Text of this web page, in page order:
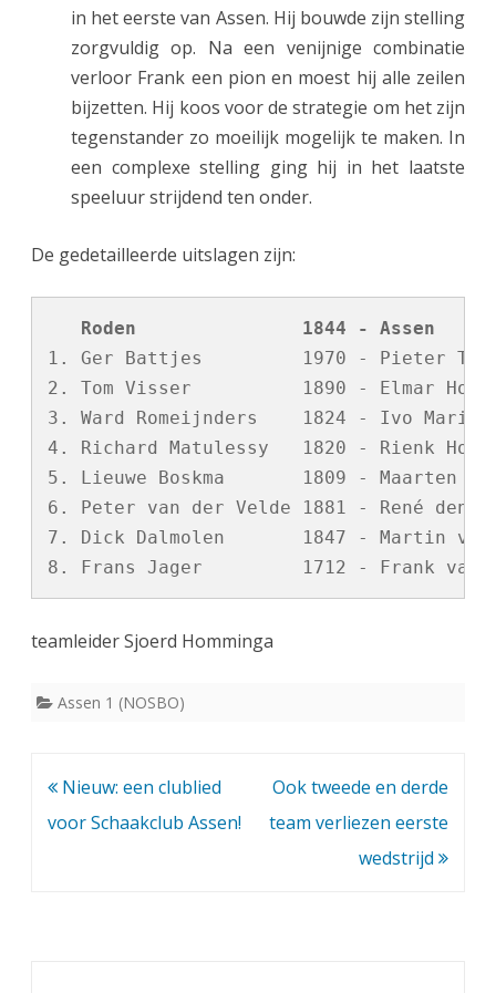
in het eerste van Assen. Hij bouwde zijn stelling
zorgvuldig op. Na een venijnige combinatie
verloor Frank een pion en moest hij alle zeilen
bijzetten. Hij koos voor de strategie om het zijn
tegenstander zo moeilijk mogelijk te maken. In
een complexe stelling ging hij in het laatste
speeluur strijdend ten onder.
De gedetailleerde uitslagen zijn:
Roden               1844 - Assen
1. Ger Battjes         1970 - Pieter
2. Tom Visser          1890 - Elmar
3. Ward Romeijnders    1824 - Ivo
4. Richard Matulessy   1820 - Rienk
5. Lieuwe Boskma       1809 - Maarten
6. Peter van der Velde 1881 - René den
7. Dick Dalmolen       1847 - Martin
teamleider Sjoerd Homminga
Assen 1 (NOSBO)
Bericht
navigatie
Nieuw: een clublied
voor Schaakclub Assen!
Ook tweede en derde
team verliezen eerste
wedstrijd